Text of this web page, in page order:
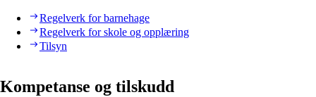
Regelverk for barnehage
Regelverk for skole og opplæring
Tilsyn
Kompetanse og tilskudd